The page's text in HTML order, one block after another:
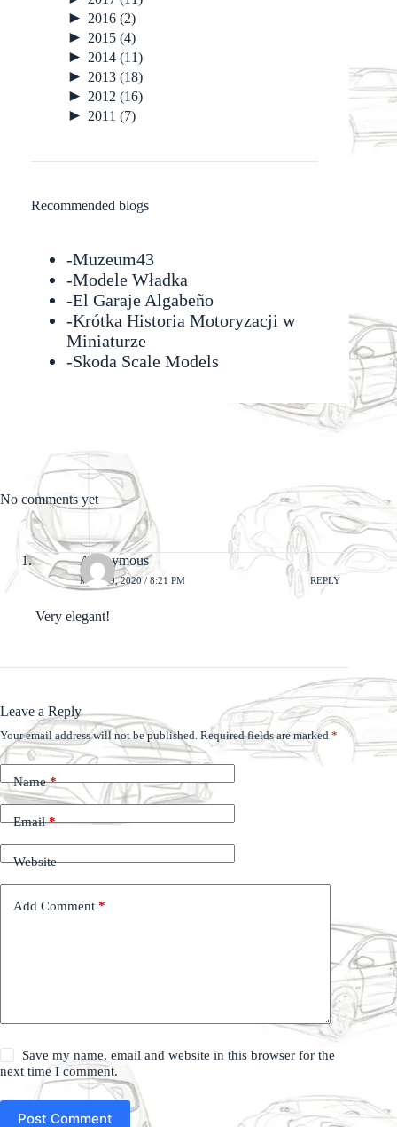
► 2016 (2)
► 2015 (4)
► 2014 (11)
► 2013 (18)
► 2012 (16)
► 2011 (7)
Recommended blogs
-Muzeum43
-Modele Władka
-El Garaje Algabeño
-Krótka Historia Motoryzacji w
Miniaturze
-Skoda Scale Models
No comments yet
Anonymous
MAY 29, 2020 / 8:21 PM REPLY
Very elegant!
Leave a Reply
Your email address will not be published. Required fields are marked *
Name*
Email*
Website
Add Comment *
Save my name, email and website in this browser for the
next time I comment.
Post Comment